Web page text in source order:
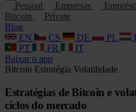
Pessoal Empresas
Bitcoin
Private
Blog
EN
CS DE PL
PT
FR
IT
Baixar o app
Bitcoin Estratégia Volatilidade
Estratégias de Bitcoin e
ciclos do mercado